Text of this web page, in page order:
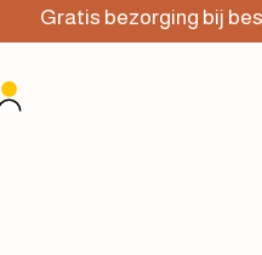
bezorging bij